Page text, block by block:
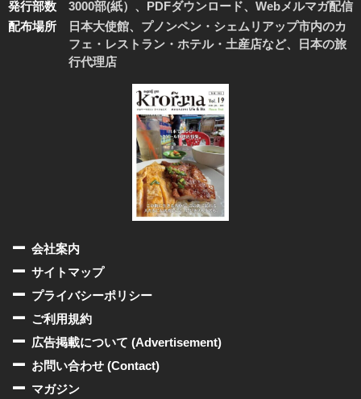
発行部数
3000部(紙）、PDFダウンロード、Webメルマガ配信
配布場所
日本大使館、プノンペン・シェムリアップ市内のカ
フェ・レストラン・ホテル・土産店など、日本の旅
行代理店
会社案内
サイトマップ
プライバシーポリシー
ご利用規約
広告掲載について (Advertisement)
お問い合わせ (Contact)
マガジン